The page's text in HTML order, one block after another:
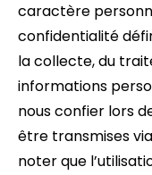
caractère
confidentialité
la collecte, du
informations
nous confier lors
être transmises
noter que